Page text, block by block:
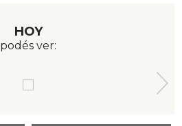
HOY
podés ver: